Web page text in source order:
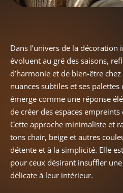
Dans l’univers de la décoration
évoluent au gré des saisons,
d’harmonie et de bien-être
nuances subtiles et ses
émerge comme une réponse
de créer des espaces
Cette approche minimaliste et
tons chair, beige et autres
détente et à la simplicité. Elle
pour ceux désirant insuffler
délicate à leur intérieur.